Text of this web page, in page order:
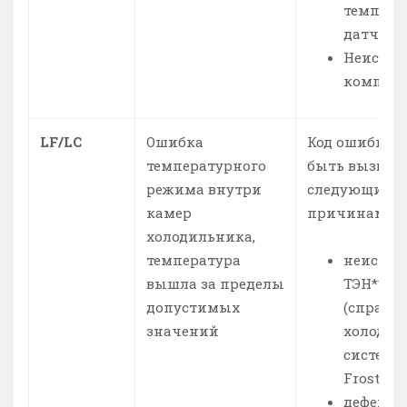
LF/LC
Ошибка
температурного
режима внутри
камер
холодильника,
температура
вышла за пределы
допустимых
значений
Код ошибки
быть вызван
следующими
причинами:
ТЭН**
Frost).
дефект